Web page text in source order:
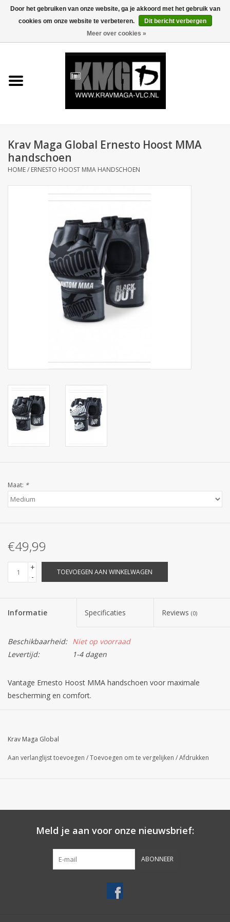
0 Artikelen - €0,00
Krav Maga Kleding
Accessoires
Krav Maga Global Ernesto Hoost MMA
handschoen
HOME/ ERNESTO HOOST MMA HANDSCHOEN
Maat: *
€49,99
+
-
TOEVOEGEN AAN WINKELWAGEN
Informatie Specificaties Reviews (0)
Beschikbaarheid: Niet op voorraad
Levertijd:
1-4 dagen
Vantage Ernesto Hoost MMA handschoen voor maximale
bescherming en comfort.
Krav Maga Global
Aan verlanglijst toevoegen /Toevoegen om te vergelijken /Afdrukken
Meld je aan voor onze nieuwsbrief:
ABONNEER
Door het gebruiken van onze website, ga je akkoord met het gebruik van
cookies om onze website te verbeteren.
Dit bericht verbergen
Meer over cookies »